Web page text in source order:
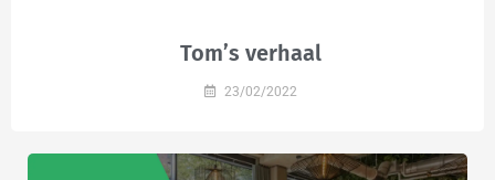
Tom’s verhaal
23/02/2022